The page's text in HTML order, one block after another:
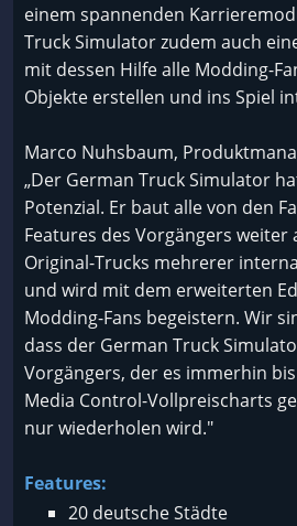
einem spannenden
Truck Simulator zudem auch
mit dessen Hilfe alle Modding-
Objekte erstellen und ins Spiel
Marco Nuhsbaum,
„Der German Truck Simulator
Potenzial. Er baut alle von den
Features des Vorgängers weiter
Original-Trucks mehrerer
und wird mit dem erweiterten
Modding-Fans begeistern. Wir
dass der German Truck
Vorgängers, der es immerhin
Media Control-Vollpreischarts
nur wiederholen wird."
Features:
20 deutsche Städte